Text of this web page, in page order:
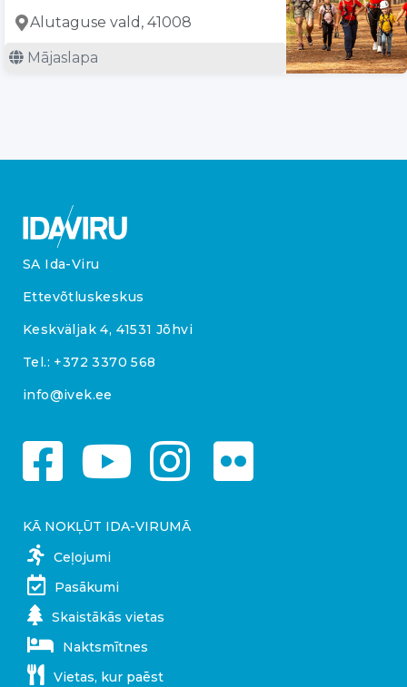
Alutaguse vald, 41008
Mājaslapa
SA Ida-Viru
Ettevõtluskeskus
Keskväljak 4, 41531 Jõhvi
Tel.: +372 3370 568
info@ivek.ee
KĀ NOKĻŪT IDA-VIRUMĀ
Ceļojumi
Pasākumi
Skaistākās vietas
Naktsmītnes
Vietas, kur paēst